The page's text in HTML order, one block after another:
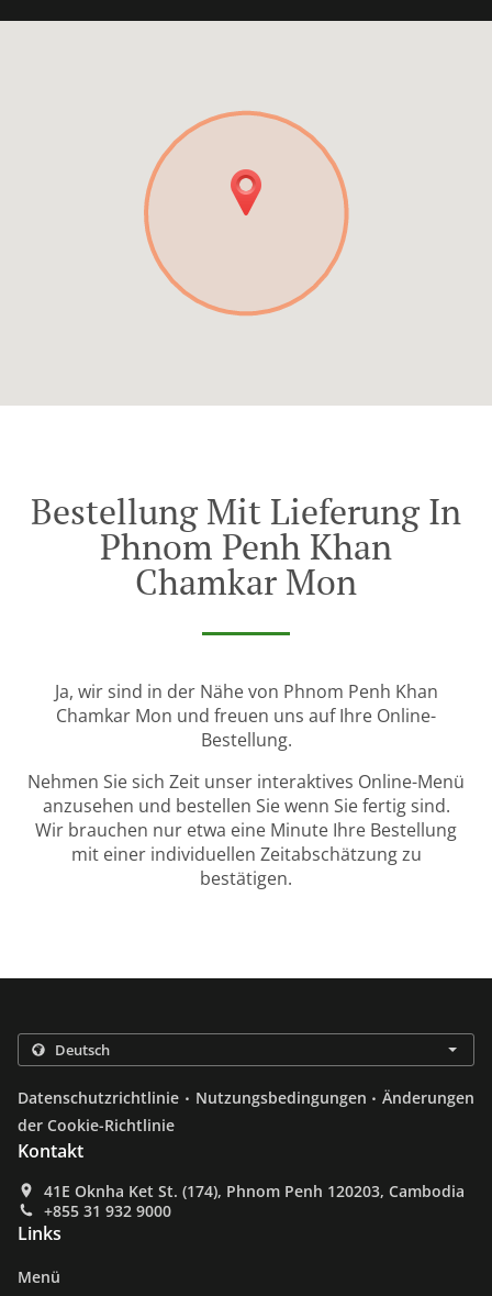
Bestellung Mit Lieferung In
Phnom Penh Khan
Chamkar Mon
Ja, wir sind in der Nähe von Phnom Penh Khan
Chamkar Mon und freuen uns auf Ihre Online-
Bestellung.
Nehmen Sie sich Zeit unser interaktives Online-Menü
anzusehen und bestellen Sie wenn Sie fertig sind.
Wir brauchen nur etwa eine Minute Ihre Bestellung
mit einer individuellen Zeitabschätzung zu
bestätigen.
Datenschutzrichtlinie . Nutzungsbedingungen . Änderungen
der Cookie-Richtlinie
Kontakt
41E Oknha Ket St. (174), Phnom Penh 120203, Cambodia
+855 31 932 9000
Links
Menü